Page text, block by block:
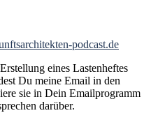
podcast.de
eines Lastenheftes
Du meine Email in den
sie in Dein Emailprogramm
darüber.